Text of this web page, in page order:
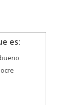
es: